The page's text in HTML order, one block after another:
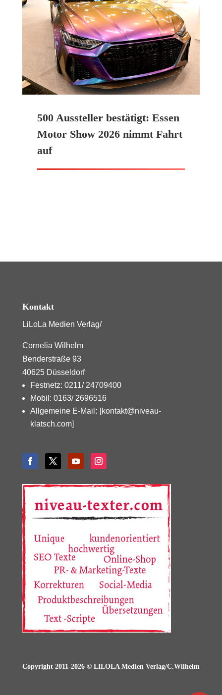
500 Aussteller bestätigt: Essen
Motor Show 2026 nimmt Fahrt
auf
Kontakt
LiLoLa Medien Verlag/
Cornelia Wilhelm
Benderstraße 93
40625 Düsseldorf
Festnetz: 0211/ 24709400
Mobil: 0163/ 2696516
Allgemeine E-Mail : [kontakt@niveau-
klatsch.com]
Copyright 2011-2026 © LILOLA Medien Verlag/C.Wilhelm